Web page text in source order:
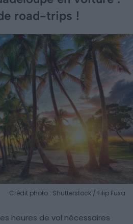
road-trips !
Crédit photo : Shutterstock / Filip Fuxa
heures de vol nécessaires